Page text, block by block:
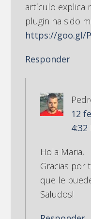
artículo explica
plugin ha sido
https://goo.gl/
Responder
12
4:32
Hola Maria,
Gracias por
que le
Saludos!